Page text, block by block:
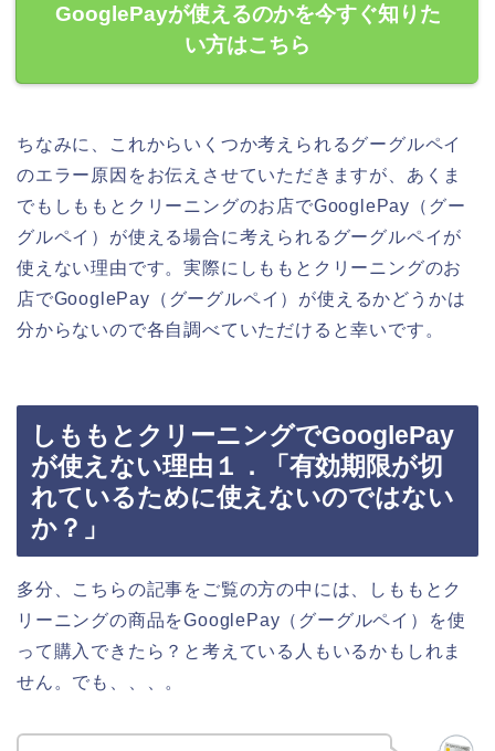
GooglePayが使えるのかを今すぐ知りた
い方はこちら
ちなみに、これからいくつか考えられるグーグルペイ
のエラー原因をお伝えさせていただきますが、あくま
でもしももとクリーニングのお店でGooglePay（グー
グルペイ）が使える場合に考えられるグーグルペイが
使えない理由です。実際にしももとクリーニングのお
店でGooglePay（グーグルペイ）が使えるかどうかは
分からないので各自調べていただけると幸いです。
しももとクリーニングでGooglePay
が使えない理由１．「有効期限が切
れているために使えないのではない
か？」
多分、こちらの記事をご覧の方の中には、しももとク
リーニングの商品をGooglePay（グーグルペイ）を使
って購入できたら？と考えている人もいるかもしれま
せん。でも、、、。